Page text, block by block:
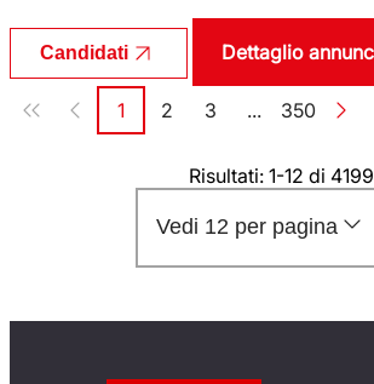
Candidati Dettaglio
Paginazione
Pagina
1 Pagina
2 Pagina
3 ... Pagina
350
Risultati: 1-12 di 4199
Vedi 12 per pagina